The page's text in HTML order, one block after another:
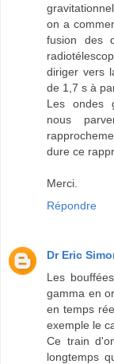
on a
fusion des
diriger vers
de 1,7 s à
Les ondes
nous
dure ce
Merci.
Répondre
Dr Eric
Les
gamma en
en temps
exemple le
Ce train
longtemps